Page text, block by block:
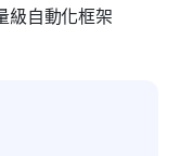
級自動化框架